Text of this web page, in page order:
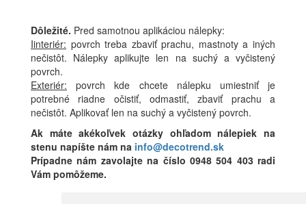
Dôležité. Pred samotnou aplikáciou nálepky:
Iinteriér: povrch treba zbaviť prachu, mastnoty a iných
nečistôt. Nálepky aplikujte len na suchý a vyčistený
povrch.
Exteriér: povrch kde chcete nálepku umiestniť je
potrebné riadne očistiť, odmastiť, zbaviť prachu a
nečistôt. Aplikovať len na suchý a vyčistený povrch.
Ak máte akékoľvek otázky ohľadom nálepiek na
stenu napíšte nám na info@decotrend.sk
Prípadne nám zavolajte na číslo 0948 504 403 radi
Vám pomôžeme.